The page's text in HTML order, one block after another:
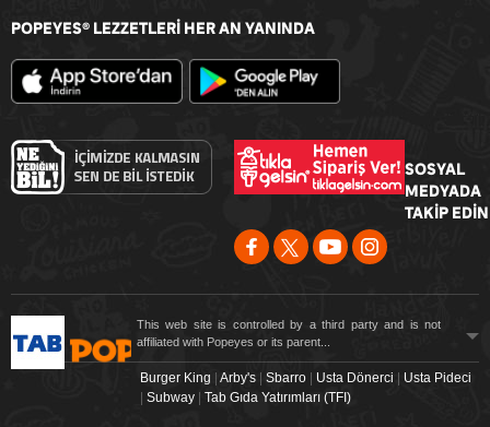
POPEYES® LEZZETLERİ HER AN YANINDA
SOSYAL
MEDYADA
TAKİP EDİN
This web site is controlled by a third party and is not
affiliated with Popeyes or its parent...
Burger King | Arby's| Sbarro| Usta Dönerci | Usta Pideci
| Subway| Tab Gıda Yatırımları (TFI)